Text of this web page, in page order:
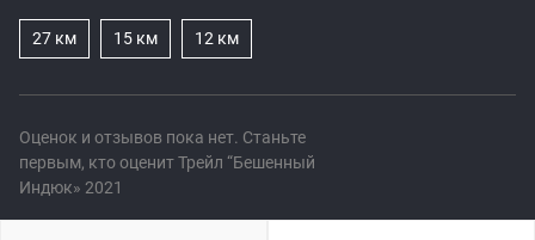
Оценок и отзывов пока нет. Станьте
первым, кто оценит Трейл “Бешенный
Индюк» 2021
27 км 15 км 12 км